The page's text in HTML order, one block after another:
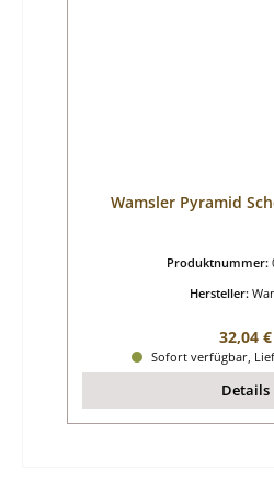
Wamsler Pyramid
Produktnummer:
Hersteller:
32,04 €
Sofort verfügbar,
Details